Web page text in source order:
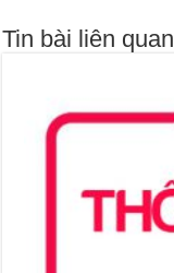
Tin bài liên quan